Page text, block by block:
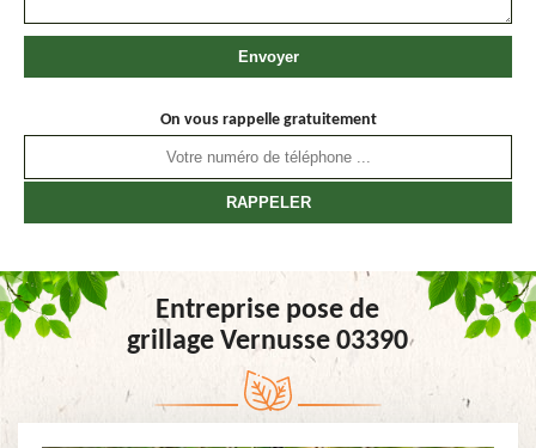
On vous rappelle gratuitement
Entreprise pose de
grillage Vernusse 03390